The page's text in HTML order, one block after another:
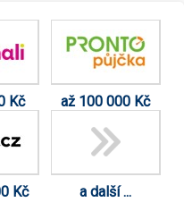
Kč až 100 000 Kč
Kč a další ...